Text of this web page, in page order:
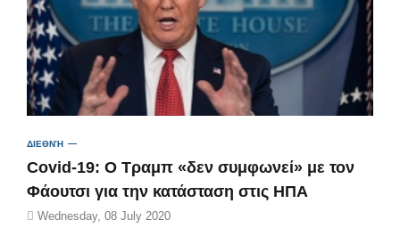
ΔΙΕΘΝΉ
Covid-19: Ο Τραμπ «δεν συμφωνεί» με τον
Φάουτσι για την κατάσταση στις ΗΠΑ
Wednesday, 08 July 2020